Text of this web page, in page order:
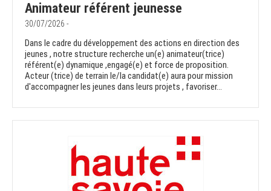
Animateur référent jeunesse
30/07/2026 -
Dans le cadre du développement des actions en direction des
jeunes , notre structure recherche un(e) animateur(trice)
référent(e) dynamique ,engagé(e) et force de proposition.
Acteur (trice) de terrain le/la candidat(e) aura pour mission
d'accompagner les jeunes dans leurs projets , favoriser...